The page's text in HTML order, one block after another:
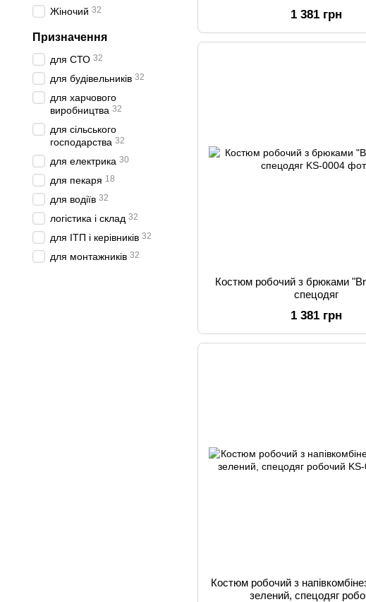
1 381 грн
Костюм робочий з брюками
спецодяг
1 381 грн
Костюм робочий з
зелений, спецодяг
Жіночий 32
Призначення
для СТО 32
для будівельників 32
для харчового
виробництва 32
для сільського
господарства 32
для електрика 30
для пекаря 18
для водіїв 32
логістика і склад 32
для ІТП і керівників 32
для монтажників 32